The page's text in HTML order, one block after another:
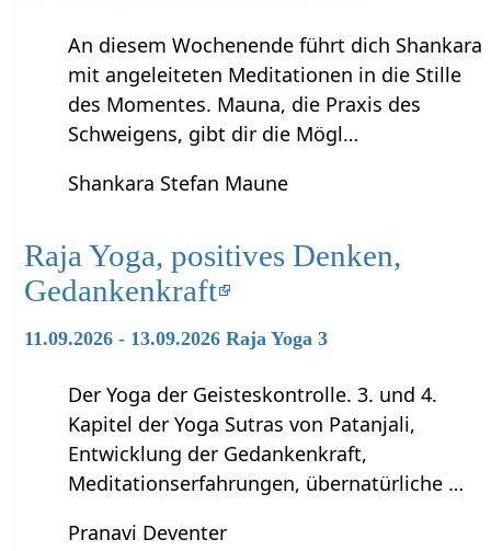
An diesem Wochenende führt dich Shankara
mit angeleiteten Meditationen in die Stille
des Momentes. Mauna, die Praxis des
Schweigens, gibt dir die Mögl…
Shankara Stefan Maune
Raja Yoga, positives Denken,
Gedankenkraft
11.09.2026 - 13.09.2026 Raja Yoga 3
Der Yoga der Geisteskontrolle. 3. und 4.
Kapitel der Yoga Sutras von Patanjali,
Entwicklung der Gedankenkraft,
Meditationserfahrungen, übernatürliche …
Pranavi Deventer